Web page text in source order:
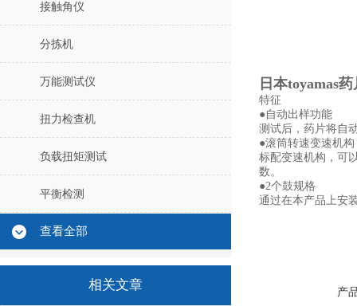
接触角仪
分拣机
万能测试仪
扭力检查机
负载扭矩测试
平衡检测
查看全部
相关文章
日本toyamas
特征
●自动出样功能
测试后，药片将自
●滚筒转速变速机构
标配变速机构，可
数。
●2个鼓规格
通过在本产品上安
产